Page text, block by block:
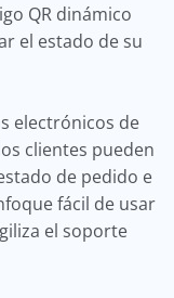
QR dinámico
el estado de su
electrónicos de
clientes pueden
de pedido e
fácil de usar
el soporte